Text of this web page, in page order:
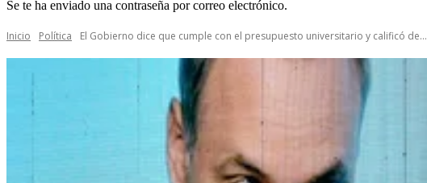
Se te ha enviado una contraseña por correo electrónico.
Inicio Política El Gobierno dice que cumple con el presupuesto universitario y calificó de...